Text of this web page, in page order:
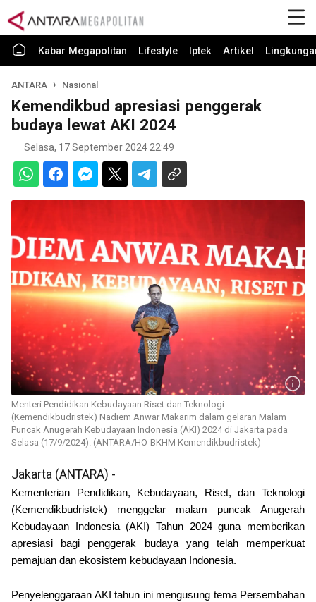
Kabar Megapolitan Lifestyle Iptek Artikel
ANTARA Nasional
Kemendikbud apresiasi penggerak
budaya lewat AKI 2024
Selasa, 17 September 2024 22:49
Menteri Pendidikan Kebudayaan Riset dan Teknologi
(Kemendikbudristek) Nadiem Anwar Makarim dalam gelaran Malam
Puncak Anugerah Kebudayaan Indonesia (AKI) 2024 di Jakarta pada
Selasa (17/9/2024). (ANTARA/HO-BKHM Kemendikbudristek)
Jakarta (ANTARA) -
Kementerian Pendidikan, Kebudayaan, Riset, dan Teknologi
(Kemendikbudristek) menggelar malam puncak Anugerah
Kebudayaan Indonesia (AKI) Tahun 2024 guna memberikan
apresiasi bagi penggerak budaya yang telah memperkuat
pemajuan dan ekosistem kebudayaan Indonesia.
Penyelenggaraan AKI tahun ini mengusung tema Persembahan